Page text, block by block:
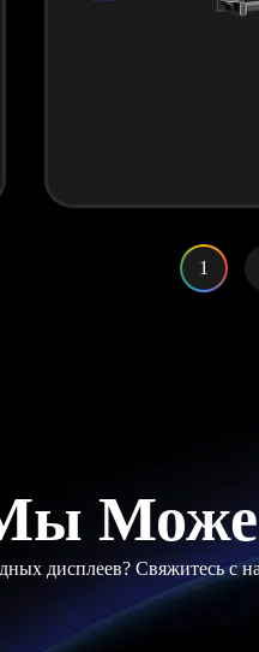
1
дисплеев? Свяжитесь с